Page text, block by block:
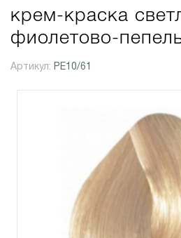
крем-краска
фиолетово-
Артикул: PE10/61